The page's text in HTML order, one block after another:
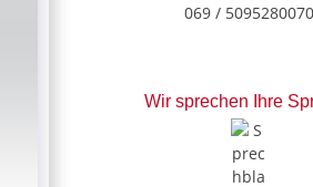
069 / 5095280070
Wir sprechen Ihre